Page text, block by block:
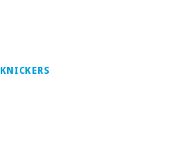
KNICKERS